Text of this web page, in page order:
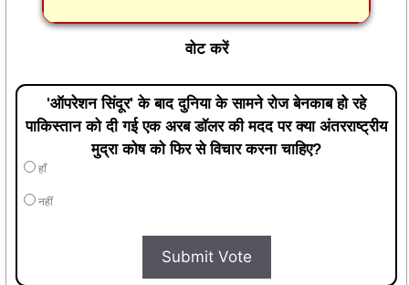
वोट करें
'ऑपरेशन सिंदूर' के बाद दुनिया के सामने रोज बेनकाब हो रहे
पाकिस्तान को दी गई एक अरब डॉलर की मदद पर क्या अंतरराष्ट्रीय
मुद्रा कोष को फिर से विचार करना चाहिए?
हाँ
नहीं
Submit Vote